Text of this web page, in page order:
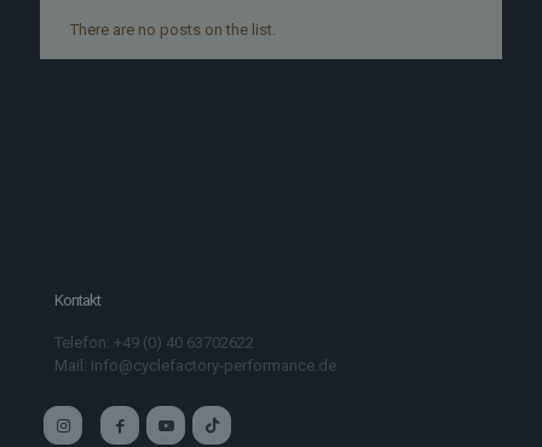
There are no posts on the list.
Kontakt
Telefon: +49 (0) 40 63702622
Mail: info@cyclefactory-performance.de